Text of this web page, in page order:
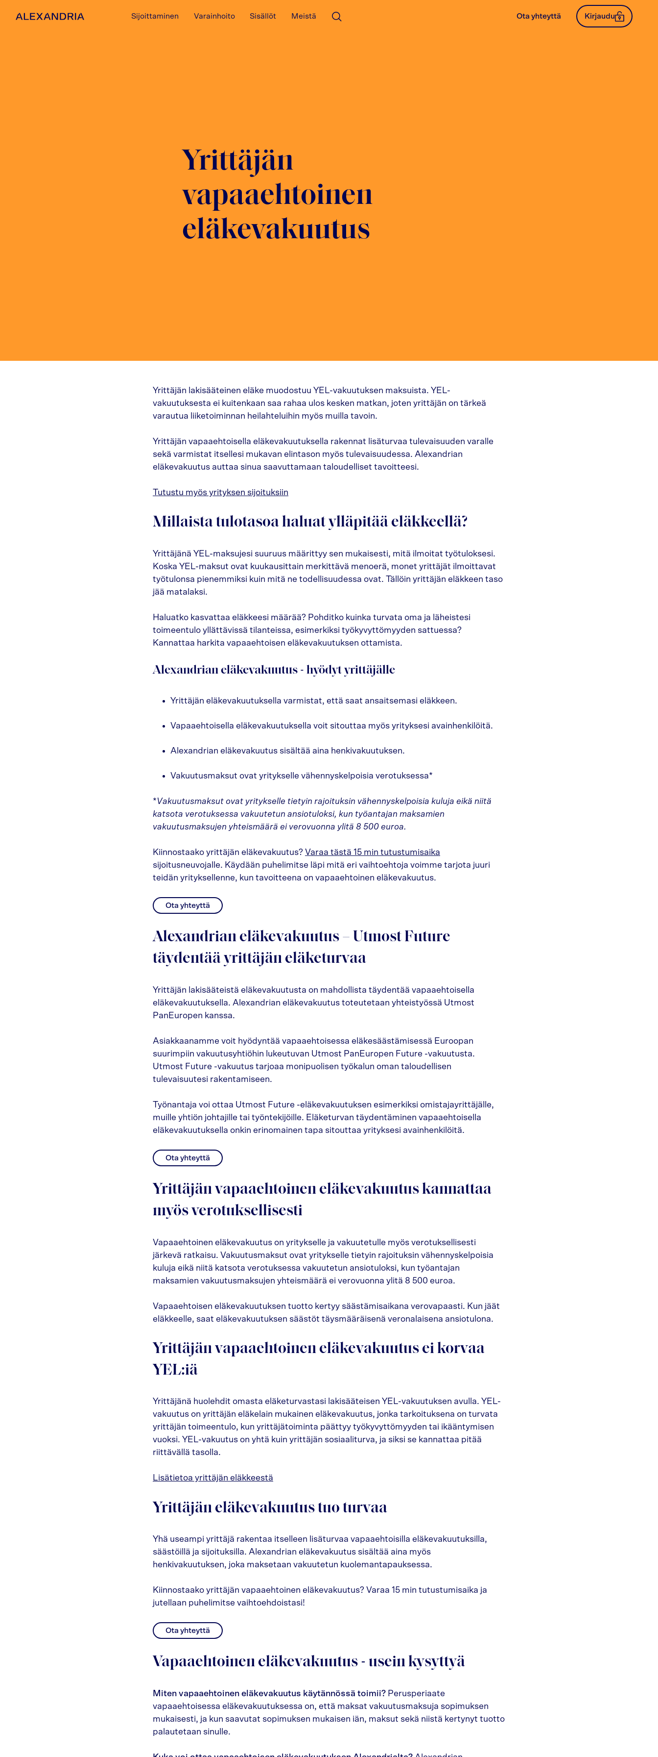
Etusivulle
Sijoittaminen Varainhoito Sisällöt Meistä
Avaa haku
Ota yhteyttä Kirjaudu
Yrittäjän
vapaaehtoinen
eläkevakuutus
Yrittäjän lakisääteinen eläke muodostuu YEL-vakuutuksen maksuista. YEL-
vakuutuksesta ei kuitenkaan saa rahaa ulos kesken matkan, joten yrittäjän on tärkeä
varautua liiketoiminnan heilahteluihin myös muilla tavoin.
Yrittäjän vapaaehtoisella eläkevakuutuksella rakennat lisäturvaa tulevaisuuden varalle
sekä varmistat itsellesi mukavan elintason myös tulevaisuudessa. Alexandrian
eläkevakuutus auttaa sinua saavuttamaan taloudelliset tavoitteesi.
Tutustu myös yrityksen sijoituksiin
Millaista tulotasoa haluat ylläpitää eläkkeellä?
Yrittäjänä YEL-maksujesi suuruus määrittyy sen mukaisesti, mitä ilmoitat työtuloksesi.
Koska YEL-maksut ovat kuukausittain merkittävä menoerä, monet yrittäjät ilmoittavat
työtulonsa pienemmiksi kuin mitä ne todellisuudessa ovat. Tällöin yrittäjän eläkkeen taso
jää matalaksi.
Haluatko kasvattaa eläkkeesi määrää? Pohditko kuinka turvata oma ja läheistesi
toimeentulo yllättävissä tilanteissa, esimerkiksi työkyvyttömyyden sattuessa?
Kannattaa harkita vapaaehtoisen eläkevakuutuksen ottamista.
Alexandrian eläkevakuutus - hyödyt yrittäjälle
Yrittäjän eläkevakuutuksella varmistat, että saat ansaitsemasi eläkkeen.
Vapaaehtoisella eläkevakuutuksella voit sitouttaa myös yrityksesi avainhenkilöitä.
Alexandrian eläkevakuutus sisältää aina henkivakuutuksen.
Vakuutusmaksut ovat yritykselle vähennyskelpoisia verotuksessa*
*Vakuutusmaksut ovat yritykselle tietyin rajoituksin vähennyskelpoisia kuluja eikä niitä
katsota verotuksessa vakuutetun ansiotuloksi, kun työantajan maksamien
vakuutusmaksujen yhteismäärä ei verovuonna ylitä 8 500 euroa.
Kiinnostaako yrittäjän eläkevakuutus? Varaa tästä 15 min tutustumisaika
sijoitusneuvojalle. Käydään puhelimitse läpi mitä eri vaihtoehtoja voimme tarjota juuri
teidän yrityksellenne, kun tavoitteena on vapaaehtoinen eläkevakuutus.
Ota yhteyttä
Alexandrian eläkevakuutus – Utmost Future
täydentää yrittäjän eläketurvaa
Yrittäjän lakisääteistä eläkevakuutusta on mahdollista täydentää vapaaehtoisella
eläkevakuutuksella. Alexandrian eläkevakuutus toteutetaan yhteistyössä Utmost
PanEuropen kanssa.
Asiakkaanamme voit hyödyntää vapaaehtoisessa eläkesäästämisessä Euroopan
suurimpiin vakuutusyhtiöhin lukeutuvan Utmost PanEuropen Future -vakuutusta.
Utmost Future -vakuutus tarjoaa monipuolisen työkalun oman taloudellisen
tulevaisuutesi rakentamiseen.
Työnantaja voi ottaa Utmost Future -eläkevakuutuksen esimerkiksi omistajayrittäjälle,
muille yhtiön johtajille tai työntekijöille. Eläketurvan täydentäminen vapaaehtoisella
eläkevakuutuksella onkin erinomainen tapa sitouttaa yrityksesi avainhenkilöitä.
Ota yhteyttä
Yrittäjän vapaaehtoinen eläkevakuutus kannattaa
myös verotuksellisesti
Vapaaehtoinen eläkevakuutus on yritykselle ja vakuutetulle myös verotuksellisesti
järkevä ratkaisu. Vakuutusmaksut ovat yritykselle tietyin rajoituksin vähennyskelpoisia
kuluja eikä niitä katsota verotuksessa vakuutetun ansiotuloksi, kun työantajan
maksamien vakuutusmaksujen yhteismäärä ei verovuonna ylitä 8 500 euroa.
Vapaaehtoisen eläkevakuutuksen tuotto kertyy säästämisaikana verovapaasti. Kun jäät
eläkkeelle, saat eläkevakuutuksen säästöt täysmääräisenä veronalaisena ansiotulona.
Yrittäjän vapaaehtoinen eläkevakuutus ei korvaa
YEL:iä
Yrittäjänä huolehdit omasta eläketurvastasi lakisääteisen YEL-vakuutuksen avulla. YEL-
vakuutus on yrittäjän eläkelain mukainen eläkevakuutus, jonka tarkoituksena on turvata
yrittäjän toimeentulo, kun yrittäjätoiminta päättyy työkyvyttömyyden tai ikääntymisen
vuoksi. YEL-vakuutus on yhtä kuin yrittäjän sosiaaliturva, ja siksi se kannattaa pitää
riittävällä tasolla.
Lisätietoa yrittäjän eläkkeestä
Yrittäjän eläkevakuutus tuo turvaa
Yhä useampi yrittäjä rakentaa itselleen lisäturvaa vapaaehtoisilla eläkevakuutuksilla,
säästöillä ja sijoituksilla. Alexandrian eläkevakuutus sisältää aina myös
henkivakuutuksen, joka maksetaan vakuutetun kuolemantapauksessa.
Kiinnostaako yrittäjän vapaaehtoinen eläkevakuutus? Varaa 15 min tutustumisaika ja
jutellaan puhelimitse vaihtoehdoistasi!
Ota yhteyttä
Vapaaehtoinen eläkevakuutus - usein kysyttyä
Miten vapaaehtoinen eläkevakuutus käytännössä toimii? Perusperiaate
vapaaehtoisessa eläkevakuutuksessa on, että maksat vakuutusmaksuja sopimuksen
mukaisesti, ja kun saavutat sopimuksen mukaisen iän, maksut sekä niistä kertynyt tuotto
palautetaan sinulle.